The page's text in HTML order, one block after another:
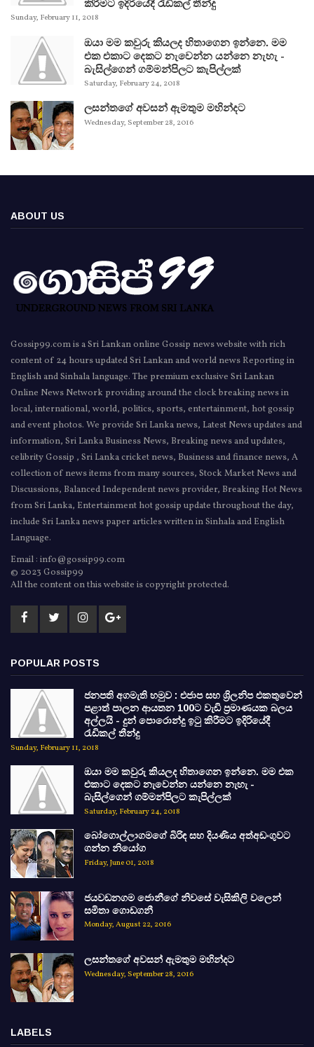
කිරීමට ඉදිරියේදී රැඩිකල් තීන්දු
Sunday, February 11, 2018
ඔයා මම කවුරු කියලද හිතාගෙන ඉන්නෙ. මම
එක එකාට දෙකට නැවෙන්න යන්නෙ නැහැ -
බැසිල්ගෙන් ගම්මන්පිලට කැපිල්ලක්
Saturday, February 24, 2018
ලසන්තගේ අවසන් ඇමතුම මහින්දට
Wednesday, September 28, 2016
ABOUT US
Gossip99.com is a Sri Lankan online Gossip news website with rich
content of 24 hours updated Sri Lankan and world news Reporting in
English and Sinhala language. The premium exclusive Sri Lankan
Online News Network providing around the clock breaking news in
local, international, world, politics, sports, entertainment, hot gossip
and event photos. We provide Sri Lanka news, Latest News updates and
information, Sri Lanka Business News, Breaking news and updates,
celibrity Gossip , Sri Lanka cricket news, Business and finance news, A
collection of news items from many sources, Stock Market News and
Discussions, Balanced Independent news provider, Breaking Hot News
from Sri Lanka, Entertainment hot gossip update throughout the day,
include Sri Lanka news paper articles written in Sinhala and English
Language.
Email : info@gossip99.com
© 2023 Gossip99
All the content on this website is copyright protected.
POPULAR POSTS
ජනපති අගමැති හමුව : එජාප සහ ශ්‍රිලනිප එකතුවෙන්
පළාත් පාලන ආයතන 100ට වැඩි ප්‍රමාණයක බලය
අල්ලයි - දුන් පොරොන්දු ඉටු කිරීමට ඉදිරියේදී
රැඩිකල් තීන්දු
Sunday, February 11, 2018
ඔයා මම කවුරු කියලද හිතාගෙන ඉන්නෙ. මම එක
එකාට දෙකට නැවෙන්න යන්නෙ නැහැ -
බැසිල්ගෙන් ගම්මන්පිලට කැපිල්ලක්
Saturday, February 24, 2018
බෝගොල්ලාගමගේ බිරිඳ සහ දියණිය අත්අඩංගුවට
ගන්න නියෝග
Friday, June 01, 2018
ජයවඩනගම ජොනීගේ නිවසේ වැසිකිලි වලෙන්
සමිතා ගොඩගනී
Monday, August 22, 2016
ලසන්තගේ අවසන් ඇමතුම මහින්දට
Wednesday, September 28, 2016
LABELS